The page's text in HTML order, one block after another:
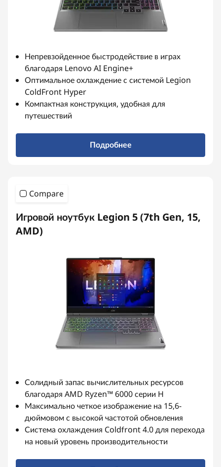
Непревзойденное быстродействие в играх
благодаря Lenovo AI Engine+
Оптимальное охлаждение с системой Legion
ColdFront Hyper
Компактная конструкция, удобная для
путешествий
Подробнее
Compare
Игровой ноутбук Legion 5 (7th Gen, 15,
AMD)
Солидный запас вычислительных ресурсов
благодаря AMD Ryzen™ 6000 серии H
Максимально четкое изображение на 15,6-
дюймовом с высокой частотой обновления
Система охлаждения Coldfront 4.0 для перехода
на новый уровень производительности